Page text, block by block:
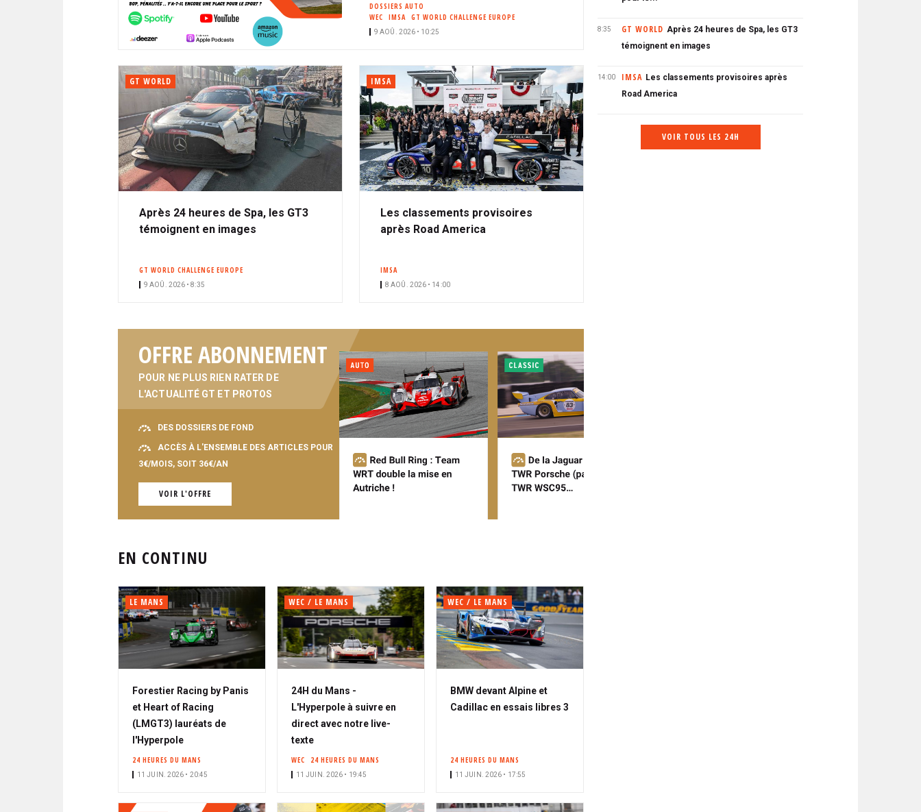
A
L
DOSSIERS AUTO
WEC
IMSA GT WORLD CHALLENGE EUROPE
9 AOÛ. 2026 • 10:25
GT WORLD
Après 24 heures de Spa, les GT3
témoignent en images
GT WORLD CHALLENGE EUROPE
9 AOÛ. 2026 • 8:35
IMSA
Les classements provisoires
après Road America
IMSA
8 AOÛ. 2026 • 14:00
OFFRE ABONNEMENT
POUR NE PLUS RIEN RATER DE
L'ACTUALITÉ GT ET PROTOS
DES DOSSIERS DE FOND
ACCÈS À L'ENSEMBLE DES ARTICLES POUR
3€/MOIS, SOIT 36€/AN
VOIR L'OFFRE
EN CONTINU
LE MANS
Forestier Racing by Panis
et Heart of Racing
(LMGT3) lauréats de
l'Hyperpole
24 HEURES DU MANS
11 JUIN. 2026 • 20:45
WEC / LE MANS
24H du Mans -
L'Hyperpole à suivre en
direct avec notre live-
texte
WEC 24 HEURES DU MANS
11 JUIN. 2026 • 19:45
WEC / LE MANS
BMW devant Alpine et
Cadillac en essais libres 3
24 HEURES DU MANS
11 JUIN. 2026 • 17:55
8:35 GT WORLD Après 24 heures de Spa, les GT3
témoignent en images
14:00 IMSA Les classements provisoires après
Road America
VOIR TOUS LES 24H